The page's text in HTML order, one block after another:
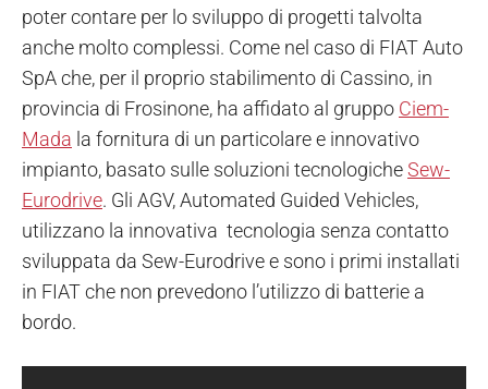
poter contare per lo sviluppo di progetti talvolta
anche molto complessi. Come nel caso di FIAT Auto
SpA che, per il proprio stabilimento di Cassino, in
provincia di Frosinone, ha affidato al gruppo Ciem-
Mada la fornitura di un particolare e innovativo
impianto, basato sulle soluzioni tecnologicheSew-
Eurodrive. Gli AGV, Automated Guided Vehicles,
utilizzano la innovativa tecnologia senza contatto
sviluppata da Sew-Eurodrive e sono i primi installati
in FIAT che non prevedono l’utilizzo di batterie a
bordo.